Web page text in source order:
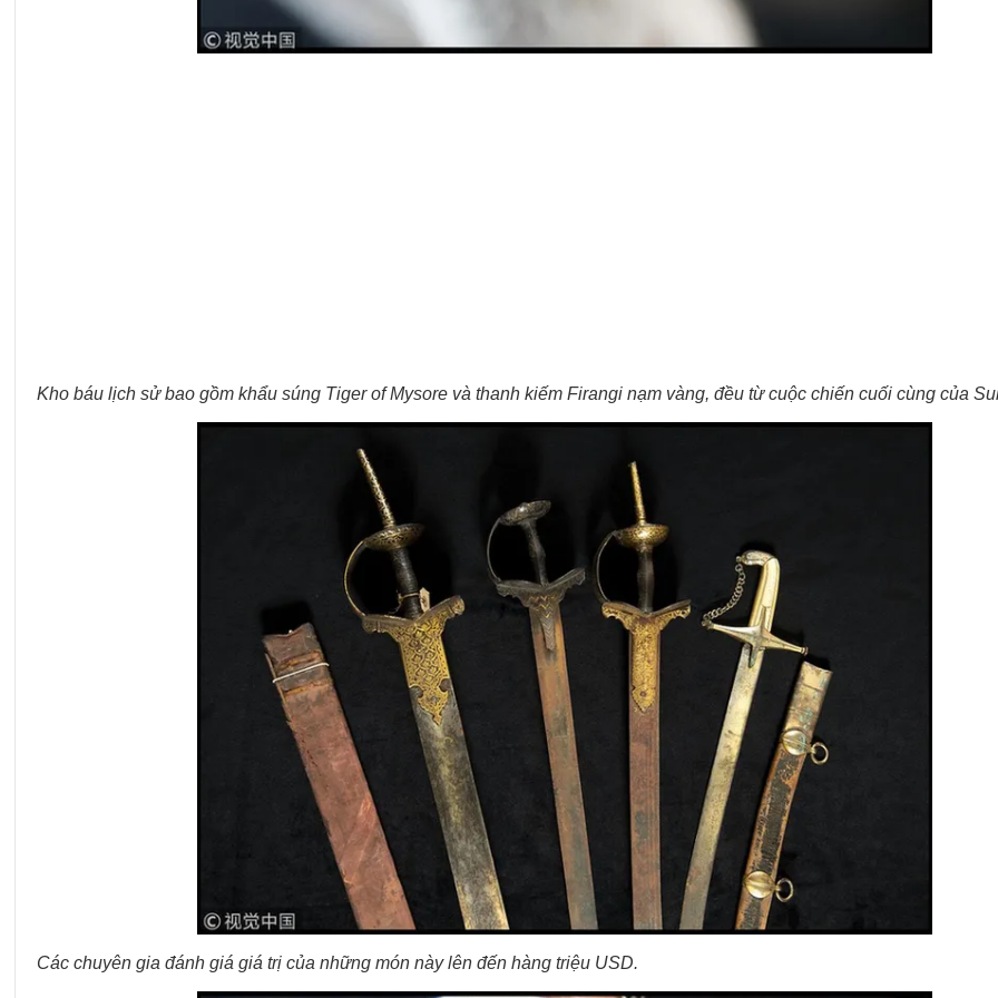
Kho báu lịch sử bao gồm khẩu súng Tiger of Mysore và thanh kiếm Firangi nạm vàng, đều từ cuộc chiến cuối cùng của
Các chuyên gia đánh giá giá trị của những món này lên đến hàng triệu USD.